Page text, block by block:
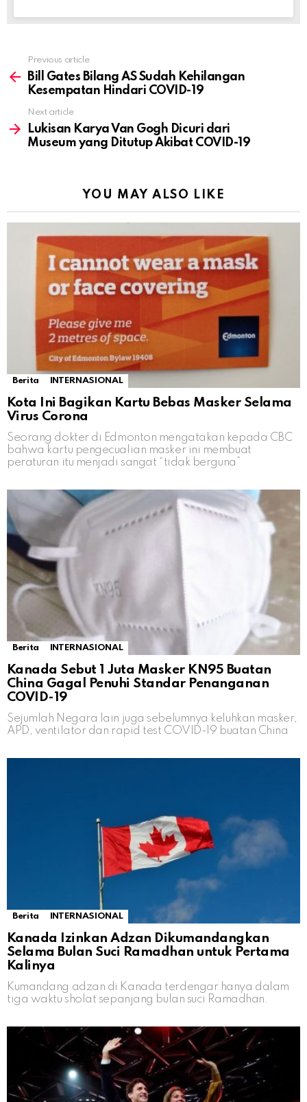
more
Previous article
Bill Gates Bilang AS Sudah Kehilangan
Kesempatan Hindari COVID-19
Next article
Lukisan Karya Van Gogh Dicuri dari
Museum yang Ditutup Akibat COVID-19
YOU MAY ALSO LIKE
Berita INTERNASIONAL
Kota Ini Bagikan Kartu Bebas Masker Selama
Virus Corona
Seorang dokter di Edmonton mengatakan kepada CBC
bahwa kartu pengecualian masker ini membuat
peraturan itu menjadi sangat “tidak berguna”
Berita INTERNASIONAL
Kanada Sebut 1 Juta Masker KN95 Buatan
China Gagal Penuhi Standar Penanganan
COVID-19
Sejumlah Negara lain juga sebelumnya keluhkan masker,
APD, ventilator dan rapid test COVID-19 buatan China
Berita INTERNASIONAL
Kanada Izinkan Adzan Dikumandangkan
Selama Bulan Suci Ramadhan untuk Pertama
Kalinya
Kumandang adzan di Kanada terdengar hanya dalam
tiga waktu sholat sepanjang bulan suci Ramadhan.